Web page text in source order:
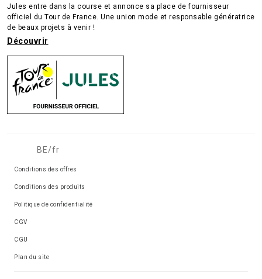
Jules entre dans la course et annonce sa place de fournisseur
officiel du Tour de France. Une union mode et responsable génératrice
de beaux projets à venir !
Découvrir
BE/fr
Conditions des offres
Conditions des produits
Politique de confidentialité
CGV
CGU
Plan du site